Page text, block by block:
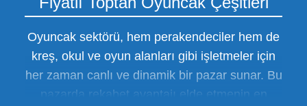
Oyuncak sektörü, hem perakendeciler hem de
kreş, okul ve oyun alanları gibi işletmeler için
her zaman canlı ve dinamik bir pazar sunar. Bu
pazarda rekabet avantajı elde etmenin en